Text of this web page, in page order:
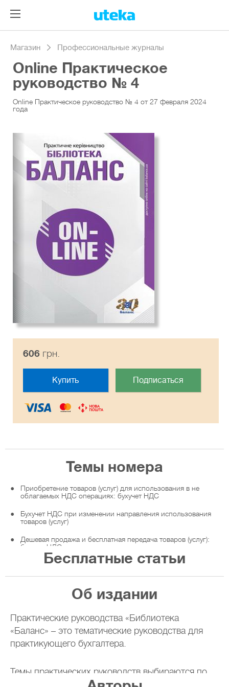
Магазин Профессиональные журналы
Online Практическое
руководство № 4
Online Практическое руководство № 4 от 27 февраля 2024
года
606 грн.
Купить Подписаться
Темы номера
Приобретение товаров (услуг) для использования в не
облагаемых НДС операциях: бухучет НДС
Бухучет НДС при изменении направления использования
товаров (услуг)
Дешевая продажа и бесплатная передача товаров (услуг):
бухучет НДС
Возврат товаров или предоплат: учет у поставщика и
Экспорт товаров: на какую дату оформлять НН?
накладную?
НН на частичную предоплату услуг: как указать единицу
измерения и объем?
За должника платит третье лицо: на кого оформлять
Бесплатные статьи
Об издании
Практические руководства «Библиотека
«Баланс» – это тематические руководства для
практикующего бухгалтера.
Темы практических руководств выбираются по
результатам опроса бухгалтеров. Материалы